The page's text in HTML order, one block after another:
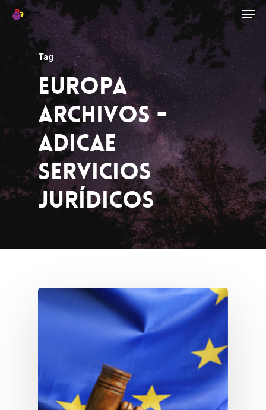
Tag
Europa
Archivos -
ADICAE
Servicios
Jurídicos